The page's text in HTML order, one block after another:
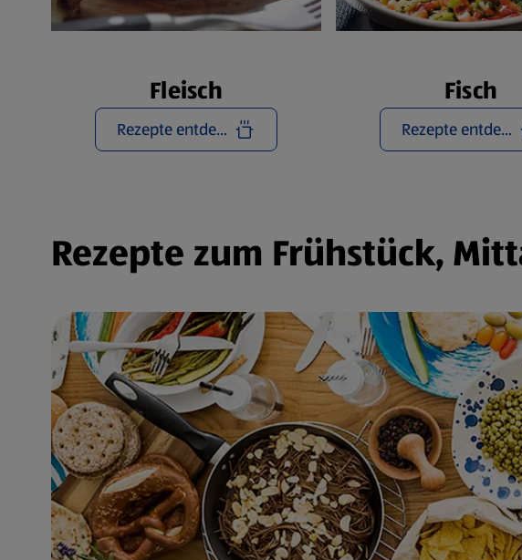
Fleisch
Rezepte entdecken
Fisch
Rezepte entdecken
Rezepte zum Frühstück,